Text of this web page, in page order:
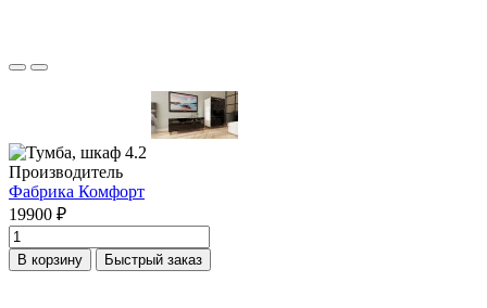
Производитель
Фабрика Комфорт
19900 ₽
В корзину Быстрый заказ